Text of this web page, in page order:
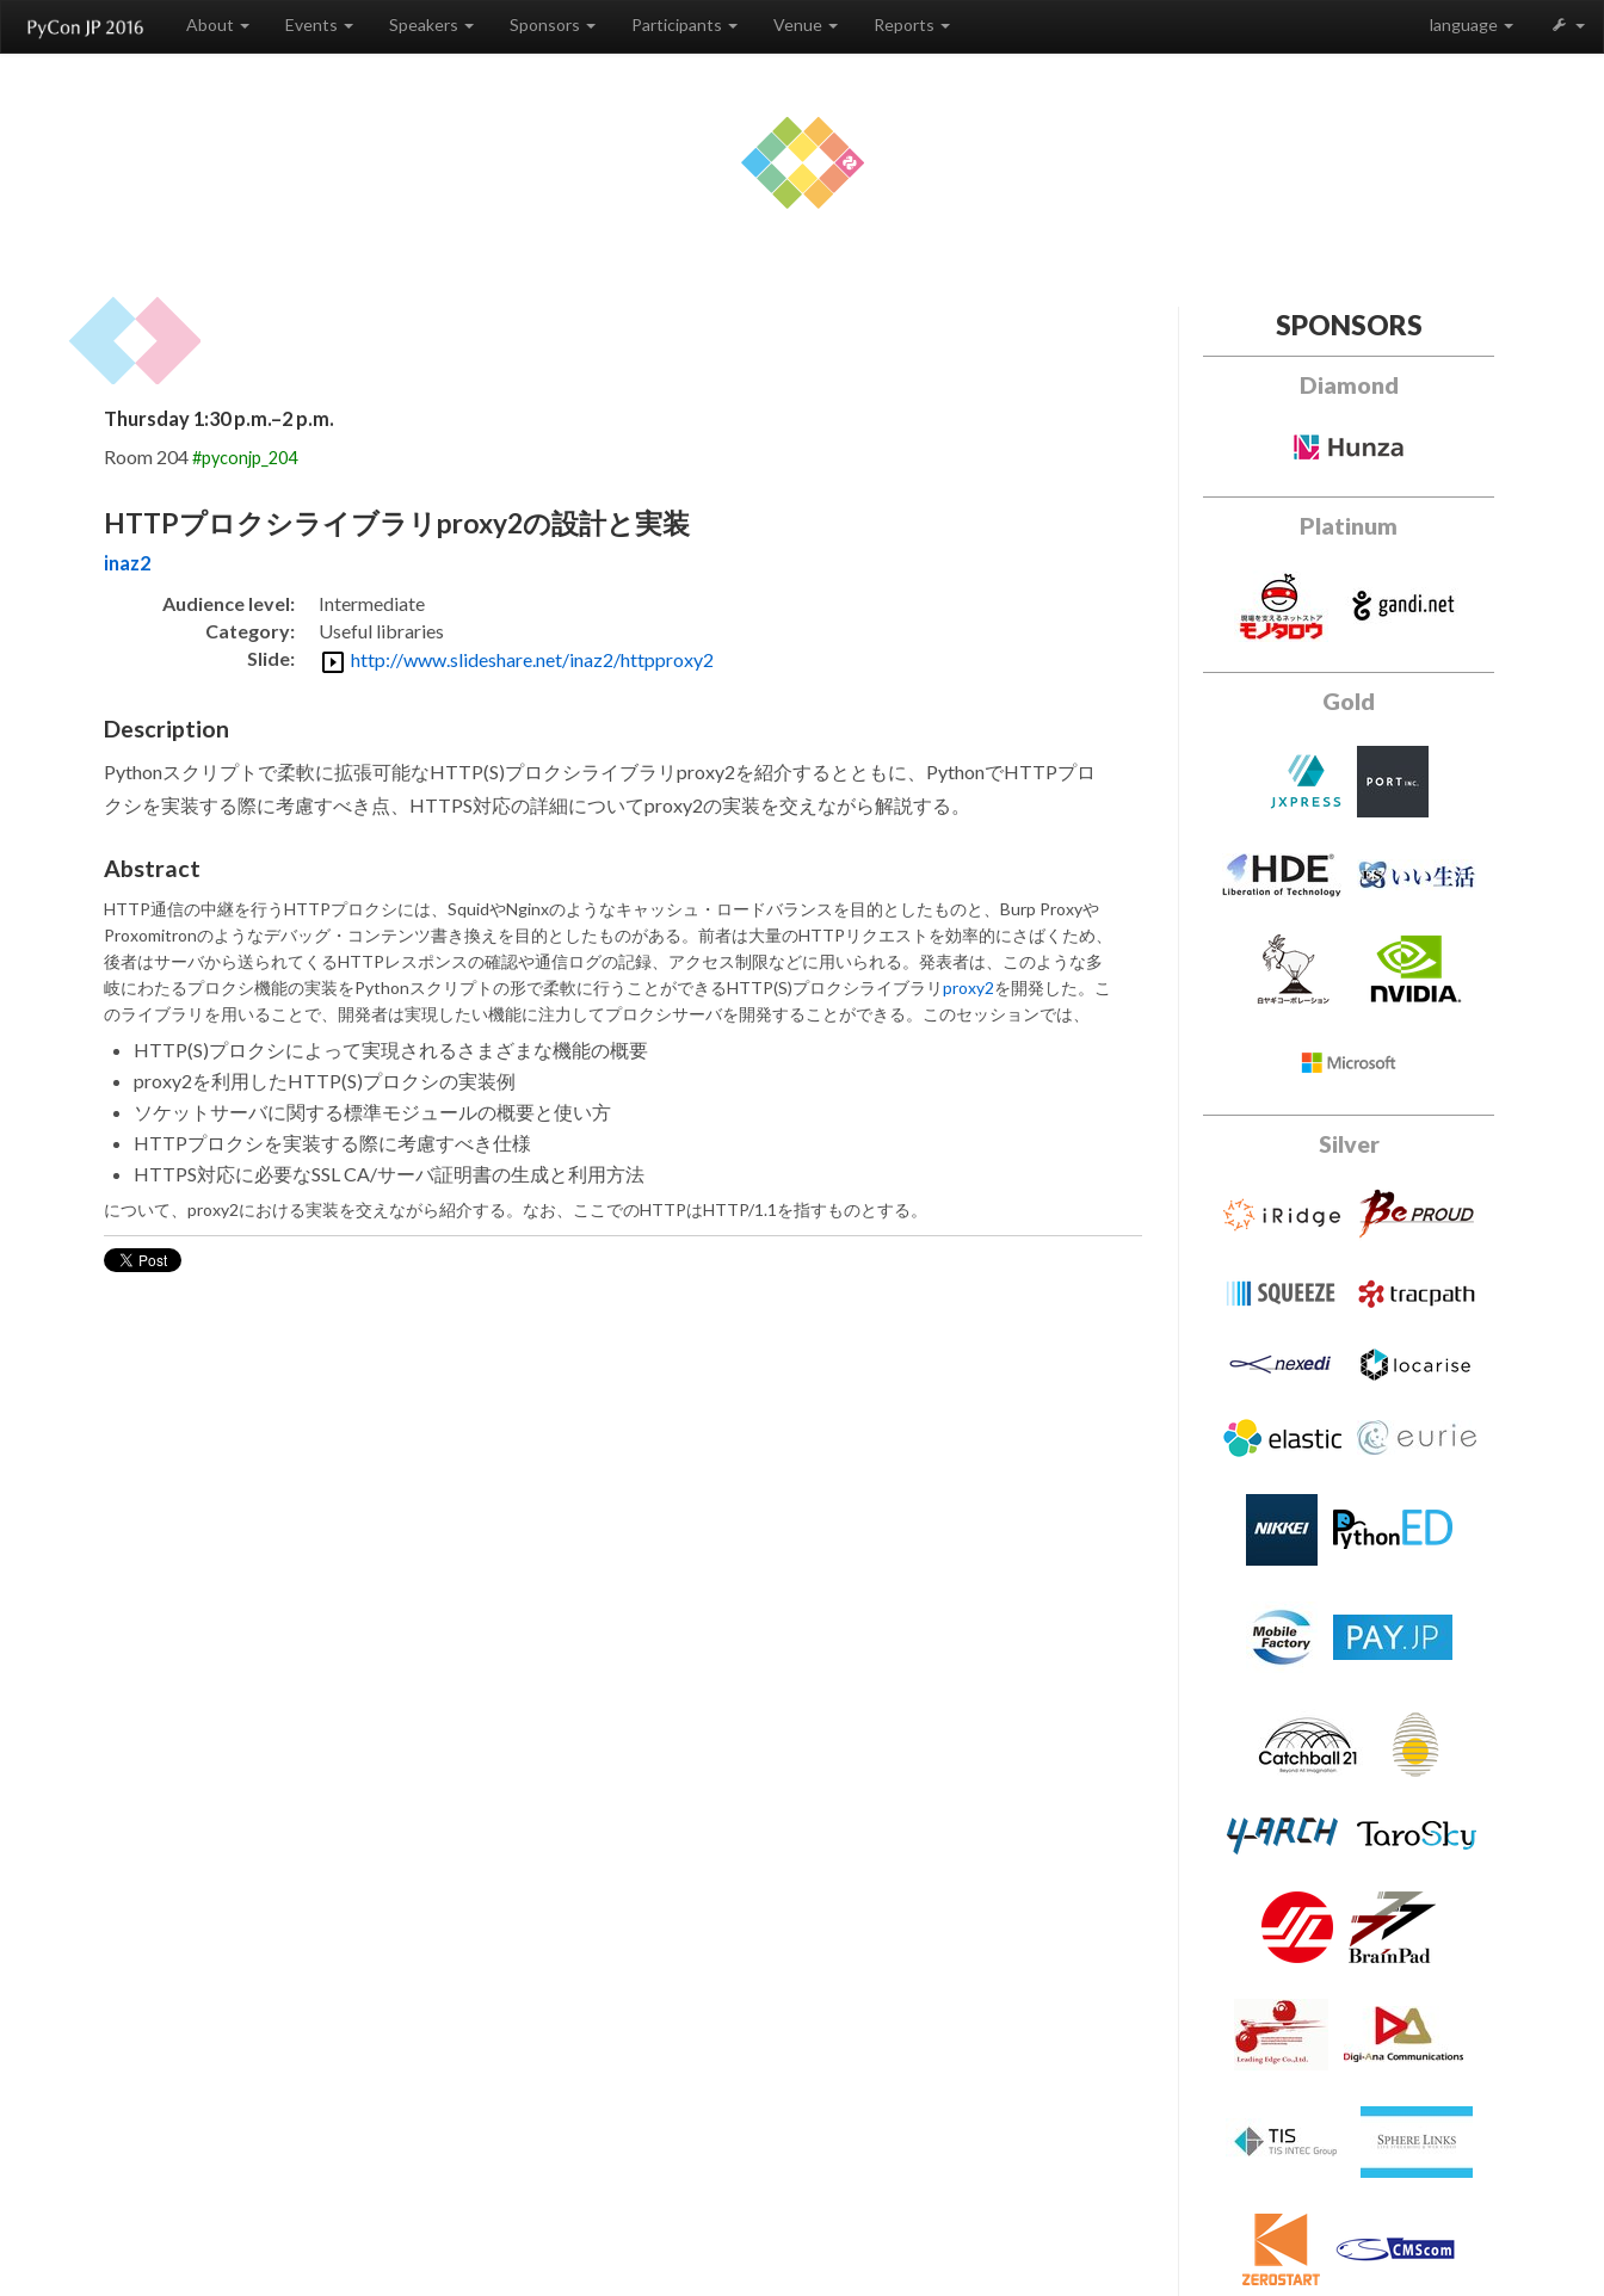
language
About Events Speakers Sponsors Participants Venue Reports
Thursday 1:30 p.m.–2 p.m.
Room 204#pyconjp_204
HTTPプロクシライブラリproxy2の設計と実装
inaz2
Audience level:
Intermediate
Category:
Useful libraries
Slide:
http://www.slideshare.net/inaz2/httpproxy2
Description
Pythonスクリプトで柔軟に拡張可能なHTTP(S)プロクシライブラリproxy2を紹介するとともに、PythonでHTTPプロ
クシを実装する際に考慮すべき点、HTTPS対応の詳細についてproxy2の実装を交えながら解説する。
Abstract
HTTP通信の中継を行うHTTPプロクシには、SquidやNginxのようなキャッシュ・ロードバランスを目的としたものと、Burp Proxyや
Proxomitronのようなデバッグ・コンテンツ書き換えを目的としたものがある。前者は大量のHTTPリクエストを効率的にさばくため、
後者はサーバから送られてくるHTTPレスポンスの確認や通信ログの記録、アクセス制限などに用いられる。発表者は、このような多
岐にわたるプロクシ機能の実装をPythonスクリプトの形で柔軟に行うことができるHTTP(S)プロクシライブラリproxy2を開発した。こ
のライブラリを用いることで、開発者は実現したい機能に注力してプロクシサーバを開発することができる。このセッションでは、
HTTP(S)プロクシによって実現されるさまざまな機能の概要
proxy2を利用したHTTP(S)プロクシの実装例
ソケットサーバに関する標準モジュールの概要と使い方
HTTPプロクシを実装する際に考慮すべき仕様
HTTPS対応に必要なSSL CA/サーバ証明書の生成と利用方法
について、proxy2における実装を交えながら紹介する。なお、ここでのHTTPはHTTP/1.1を指すものとする。
SPONSORS
Diamond
Platinum
Gold
Silver